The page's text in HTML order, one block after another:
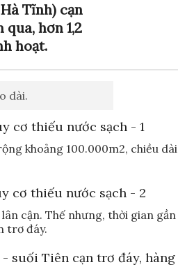
Tĩnh) cạn
hơn 1,2
hoạt.
dài.
khoảng 100.000m2, chiều dài
cận. Thế nhưng, thời gian gần
trơ đáy.